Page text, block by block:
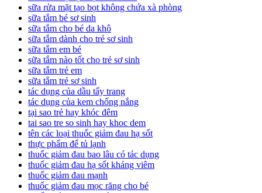
sữa rửa mặt tạo bọt không chứa xà phòng
sữa tắm bé sơ sinh
sữa tắm cho bé da khô
sữa tắm dành cho trẻ sơ sinh
sữa tắm em bé
sữa tắm nào tốt cho trẻ sơ sinh
sữa tắm trẻ em
sữa tắm trẻ sơ sinh
tác dụng của dầu tẩy trang
tác dụng của kem chống nắng
tại sao trẻ hay khóc đêm
tai sao tre so sinh hay khoc dem
tên các loại thuốc giảm đau hạ sốt
thực phẩm để tủ lạnh
thuốc giảm đau bao lâu có tác dụng
thuốc giảm đau hạ sốt kháng viêm
thuốc giảm đau mạnh
thuốc giảm đau mọc răng cho bé